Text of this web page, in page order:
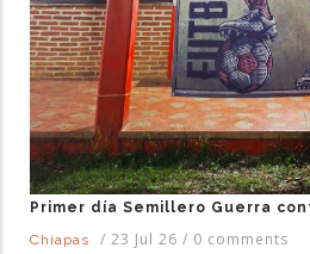
Primer día Semillero Guerra
Chiapas
/ 23 Jul 26 / 0 comments